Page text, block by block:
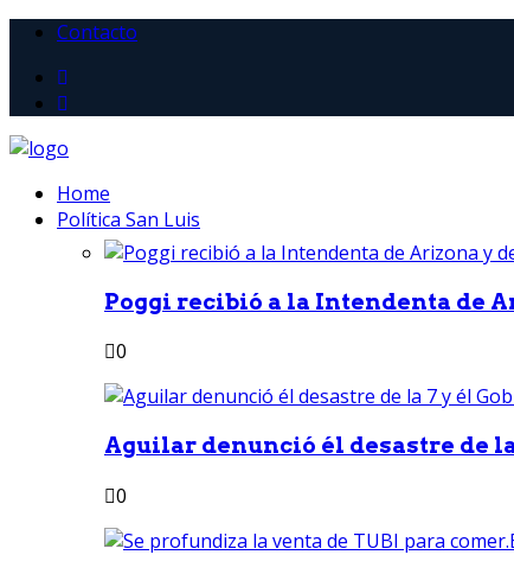
Contacto
Home
Política San Luis
Poggi recibió a la Intendenta de
0
Aguilar denunció él desastre de
0